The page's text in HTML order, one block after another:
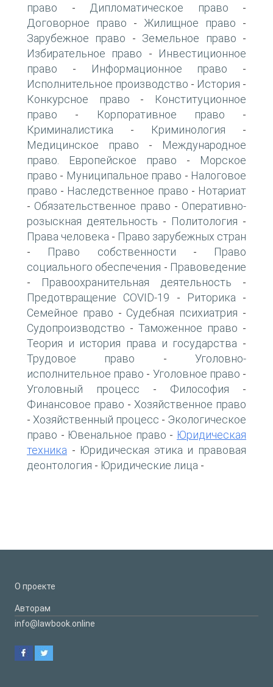
право - Дипломатическое право -
Договорное право - Жилищное право -
Зарубежное право - Земельное право -
Избирательное право -
Инвестиционное
право - Информационное право -
Исполнительное производство - История -
Конкурсное право -
Конституционное
право - Корпоративное право -
Криминалистика - Криминология -
Медицинское право -
Международное
право. Европейское право -
Морское
право - Муниципальное право - Налоговое
право - Наследственное право - Нотариат
- Обязательственное право - Оперативно-
розыскная деятельность - Политология -
Права человека - Право зарубежных стран
- Право собственности -
Право
социального обеспечения - Правоведение
- Правоохранительная деятельность -
Предотвращение COVID-19 - Риторика -
Семейное право - Судебная психиатрия -
Судопроизводство - Таможенное право -
Теория и история права и государства -
Трудовое право -Уголовно-
исполнительное право - Уголовное право -
Уголовный процесс - Философия -
Финансовое право - Хозяйственное право
- Хозяйственный процесс - Экологическое
право - Ювенальное право - Юридическая
техника - Юридическая этика и правовая
деонтология - Юридические лица -
О проекте
Авторам
info@lawbook.online